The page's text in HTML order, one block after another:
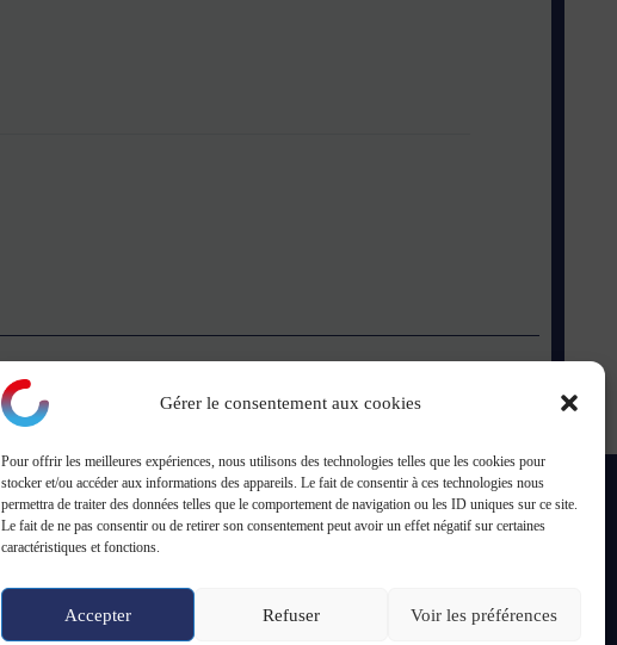
Gérer le consentement aux cookies
Pour offrir les meilleures expériences, nous utilisons des technologies telles que les cookies pour
stocker et/ou accéder aux informations des appareils. Le fait de consentir à ces technologies nous
permettra de traiter des données telles que le comportement de navigation ou les ID uniques sur ce site.
Le fait de ne pas consentir ou de retirer son consentement peut avoir un effet négatif sur certaines
caractéristiques et fonctions.
Accepter Refuser Voir les préférences